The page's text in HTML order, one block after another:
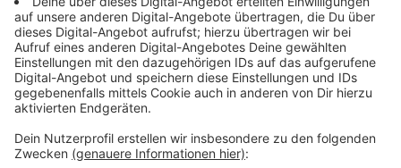
befindet man sich im Mittelfeld. Die Uni selbst ist
zufrieden mit ihrem Social Media-Auftritt - in
Relation zur Unigröße.
Veröffentlicht:Donnerstag, 11.07.2019 11:36
Anzeige